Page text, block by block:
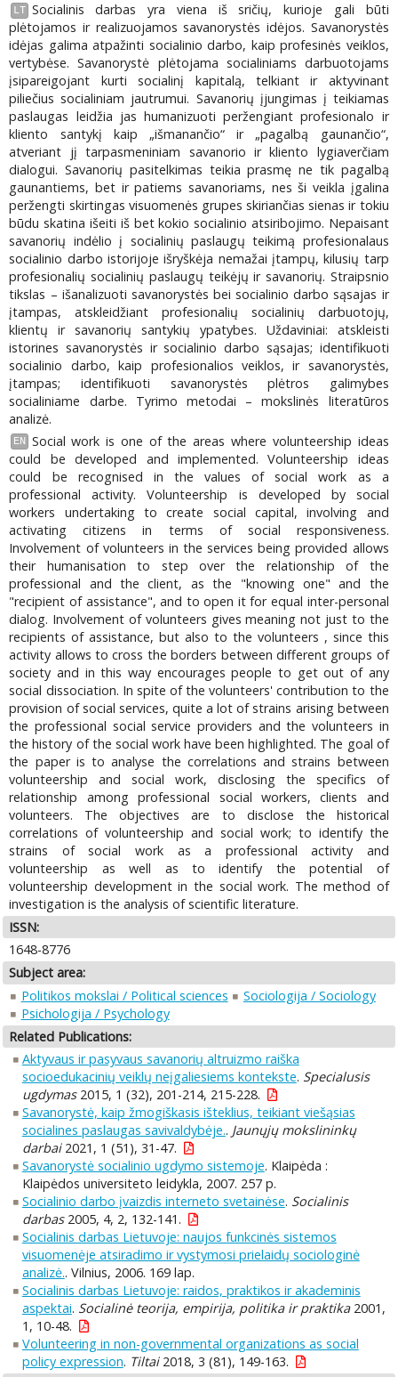
LT Socialinis darbas yra viena iš sričių, kurioje gali būti
plėtojamos ir realizuojamos savanorystės idėjos. Savanorystės
idėjas galima atpažinti socialinio darbo, kaip profesinės veiklos,
vertybėse. Savanorystė plėtojama socialiniams darbuotojams
įsipareigojant kurti socialinį kapitalą, telkiant ir aktyvinant
piliečius socialiniam jautrumui. Savanorių įjungimas į teikiamas
paslaugas leidžia jas humanizuoti peržengiant profesionalo ir
kliento santykį kaip „išmanančio“ ir „pagalbą gaunančio“,
atveriant jį tarpasmeniniam savanorio ir kliento lygiaverčiam
dialogui. Savanorių pasitelkimas teikia prasmę ne tik pagalbą
gaunantiems, bet ir patiems savanoriams, nes ši veikla įgalina
peržengti skirtingas visuomenės grupes skiriančias sienas ir tokiu
būdu skatina išeiti iš bet kokio socialinio atsiribojimo. Nepaisant
savanorių indėlio į socialinių paslaugų teikimą profesionalaus
socialinio darbo istorijoje išryškėja nemažai įtampų, kilusių tarp
profesionalių socialinių paslaugų teikėjų ir savanorių. Straipsnio
tikslas – išanalizuoti savanorystės bei socialinio darbo sąsajas ir
įtampas, atskleidžiant profesionalių socialinių darbuotojų,
klientų ir savanorių santykių ypatybes. Uždaviniai: atskleisti
istorines savanorystės ir socialinio darbo sąsajas; identifikuoti
socialinio darbo, kaip profesionalios veiklos, ir savanorystės,
įtampas; identifikuoti savanorystės plėtros galimybes
socialiniame darbe. Tyrimo metodai – mokslinės literatūros
analizė.
EN
Social work is one of the areas where volunteership ideas
could be developed and implemented. Volunteership ideas
could be recognised in the values of social work as a
professional activity. Volunteership is developed by social
workers undertaking to create social capital, involving and
activating citizens in terms of social responsiveness.
Involvement of volunteers in the services being provided allows
their humanisation to step over the relationship of the
professional and the client, as the "knowing one" and the
"recipient of assistance", and to open it for equal inter-personal
dialog. Involvement of volunteers gives meaning not just to the
recipients of assistance, but also to the volunteers , since this
activity allows to cross the borders between different groups of
society and in this way encourages people to get out of any
social dissociation. In spite of the volunteers' contribution to the
provision of social services, quite a lot of strains arising between
the professional social service providers and the volunteers in
the history of the social work have been highlighted. The goal of
the paper is to analyse the correlations and strains between
volunteership and social work, disclosing the specifics of
relationship among professional social workers, clients and
volunteers. The objectives are to disclose the historical
correlations of volunteership and social work; to identify the
strains of social work as a professional activity and
volunteership as well as to identify the potential of
volunteership development in the social work. The method of
investigation is the analysis of scientific literature.
ISSN:
1648-8776
Subject area:
Politikos mokslai / Political sciences
Sociologija / Sociology
Psichologija / Psychology
Related Publications:
Aktyvaus ir pasyvaus savanorių altruizmo raiška
socioedukacinių veiklų neįgaliesiems kontekste. Specialusis
ugdymas2015, 1 (32), 201-214, 215-228.
Savanorystė, kaip žmogiškasis išteklius, teikiant viešąsias
socialines paslaugas savivaldybėje.. Jaunųjų mokslininkų
darbai2021, 1 (51), 31-47.
Savanorystė socialinio ugdymo sistemoje. Klaipėda :
Klaipėdos universiteto leidykla, 2007. 257 p.
Socialinio darbo įvaizdis interneto svetainėse. Socialinis
darbas2005, 4, 2, 132-141.
Socialinis darbas Lietuvoje: naujos funkcinės sistemos
visuomenėje atsiradimo ir vystymosi prielaidų sociologinė
analizė.. Vilnius, 2006. 169 lap.
Socialinis darbas Lietuvoje: raidos, praktikos ir akademinis
aspektai. Socialinė teorija, empirija, politika ir praktika2001,
1, 10-48.
Volunteering in non-governmental organizations as social
policy expression. Tiltai2018, 3 (81), 149-163.